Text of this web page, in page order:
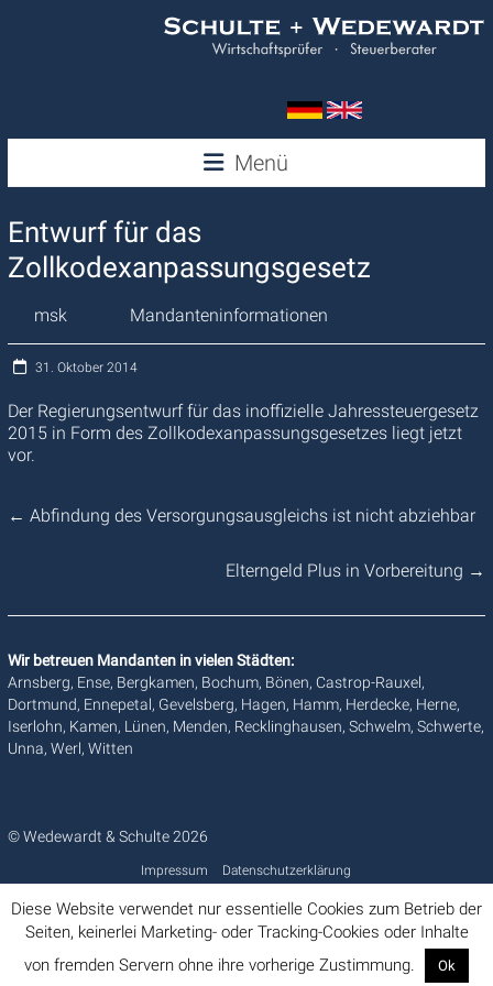
Wedewardt
&
Schulte
Menü
Entwurf für das
Zollkodexanpassungsgesetz
msk Mandanteninformationen
31. Oktober 2014
Der Regierungsentwurf für das inoffizielle Jahressteuergesetz
2015 in Form des Zollkodexanpassungsgesetzes liegt jetzt
vor.
← Abfindung des Versorgungsausgleichs ist nicht abziehbar
Elterngeld Plus in Vorbereitung →
Wir betreuen Mandanten in vielen Städten:
Arnsberg, Ense, Bergkamen, Bochum, Bönen, Castrop-Rauxel,
Dortmund, Ennepetal, Gevelsberg, Hagen, Hamm, Herdecke, Herne,
Iserlohn, Kamen, Lünen, Menden, Recklinghausen, Schwelm, Schwerte,
Unna, Werl, Witten
© Wedewardt & Schulte 2026
Impressum Datenschutzerklärung
Diese Website verwendet nur essentielle Cookies zum Betrieb der
Seiten, keinerlei Marketing- oder Tracking-Cookies oder Inhalte
von fremden Servern ohne ihre vorherige Zustimmung.
Ok